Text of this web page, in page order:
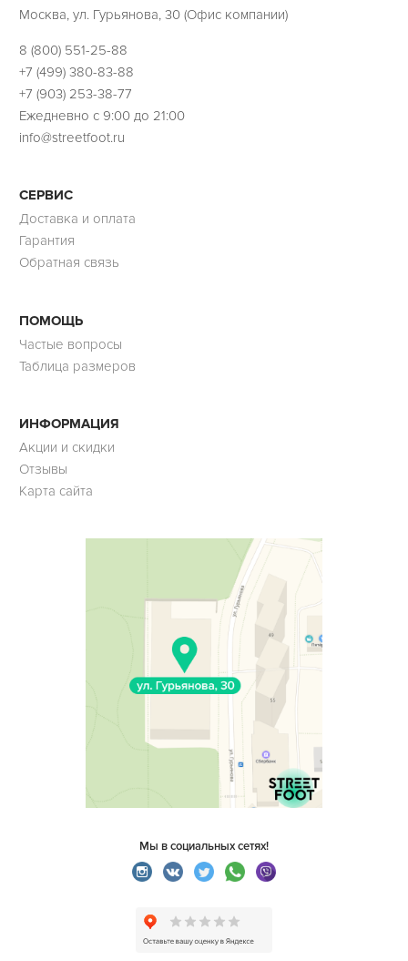
Москва, ул. Гурьянова, 30 (Офис компании)
8 (800) 551-25-88
+7 (499) 380-83-88
+7 (903) 253-38-77
Ежедневно с 9:00 до 21:00
info@streetfoot.ru
СЕРВИС
Доставка и оплата
Гарантия
Обратная связь
ПОМОЩЬ
Частые вопросы
Таблица размеров
ИНФОРМАЦИЯ
Акции и скидки
Отзывы
Карта сайта
Мы в социальных сетях!